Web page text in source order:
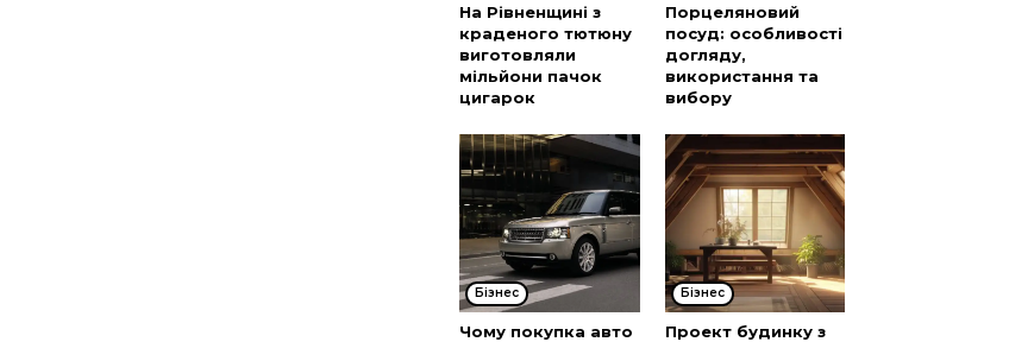
На Рівненщині з
краденого тютюну
виготовляли
мільйони пачок
цигарок
Порцеляновий
посуд: особливості
догляду,
використання та
вибору
Бізнес
Чому покупка авто
Бізнес
Проект будинку з